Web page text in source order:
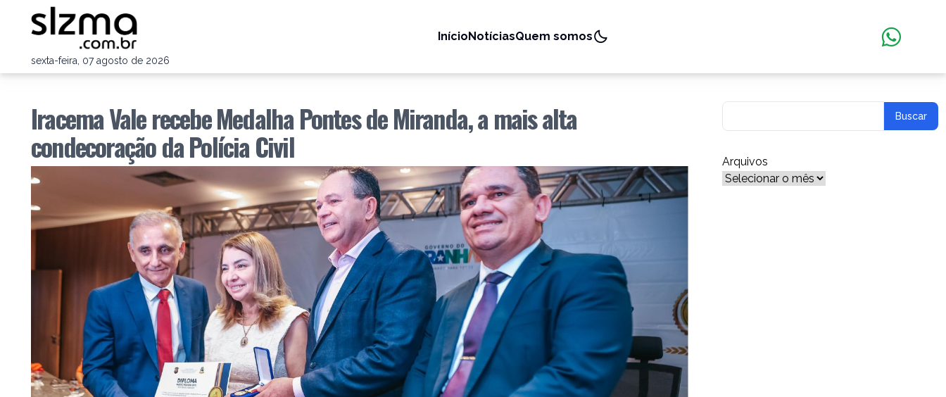
sexta-feira, 07 agosto de 2026
InícioNotíciasQuem somos
Iracema Vale recebe Medalha Pontes de Miranda, a mais alta
condecoração da Polícia Civil
Arquivos
Arquivos